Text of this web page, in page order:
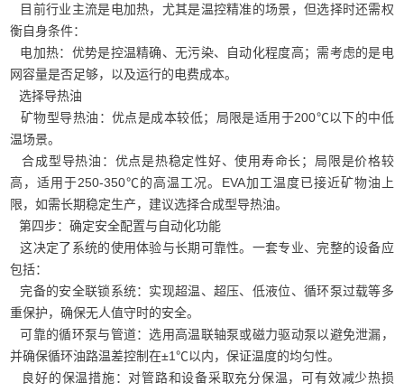
目前行业主流是电加热，尤其是温控精准的场景，但选择时还需权
衡自身条件：
电加热：优势是控温精确、无污染、自动化程度高；需考虑的是电
网容量是否足够，以及运行的电费成本。
选择导热油
矿物型导热油：优点是成本较低；局限是适用于200℃以下的中低
温场景。
合成型导热油：优点是热稳定性好、使用寿命长；局限是价格较
高，适用于250-350℃的高温工况。EVA加工温度已接近矿物油上
限，如需长期稳定生产，建议选择合成型导热油。
第四步：确定安全配置与自动化功能
这决定了系统的使用体验与长期可靠性。一套专业、完整的设备应
包括：
完备的安全联锁系统：实现超温、超压、低液位、循环泵过载等多
重保护，确保无人值守时的安全。
可靠的循环泵与管道：选用高温联轴泵或磁力驱动泵以避免泄漏，
并确保循环油路温差控制在±1℃以内，保证温度的均匀性。
良好的保温措施：对管路和设备采取充分保温，可有效减少热损